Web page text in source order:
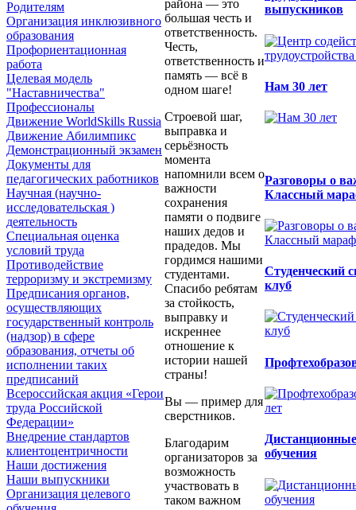
Родителям
Организация инклюзивного
образования
Профориентационная
работа
Целевая модель
"Наставничества"
Профессионалы
Движение WorldSkills Russia
Движение Абилимпикс
Демонстрационный экзамен
Документы для
педагогических работников
Научная (научно-
исследовательская )
деятельность
Специальная оценка
условий труда
Противодействие
терроризму и экстремизму
Предписания органов,
осуществляющих
государственный контроль
(надзор) в сфере
образования, отчеты об
исполнении таких
предписаний
Всероссийская акция «Герои
труда Российской
Федерации»
Внедрение стандартов
клиентоцентричности
Наши достижения
Наши выпускники
Организация целевого
района — это
большая честь и
ответственность.
Честь,
ответственность и
память — всё в
одном шаге!
Строевой шаг,
выправка и
серьёзность
момента
напомнили всем о
важности
сохранения
памяти о подвиге
наших дедов и
прадедов. Мы
гордимся нашими
студентами.
Спасибо ребятам
за стойкость,
выправку и
искреннее
отношение к
истории нашей
страны!
Вы — пример для
сверстников.
Благодарим
организаторов за
возможность
участвовать в
таком важном
выпускников
Нам 30 лет
Разговоры о
Классный
Студенческий
клуб
обучения